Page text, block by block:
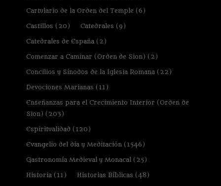
Cartulario de la Orden del Temple (6)
Castillos (20) Catedrales (9)
Catedrales de España(2)
Comenzar a Caminar (Orden de Sion) (2)
Concilios y Sínodos de la Iglesia Romana(22)
Devociones Marianas (11)
Enseñanzas para el Crecimiento Interior (Orden de
Sion) (203)
Espiritualidad (120)
Evangelio del día y Meditación(1546)
Gastronomía Medieval y Monacal(25)
Historia(11) Historias Bíblicas (48)